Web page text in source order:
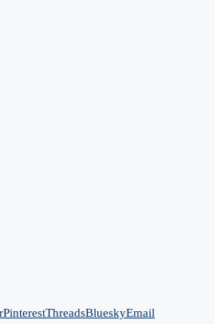
PinterestThreadsBlueskyEmail